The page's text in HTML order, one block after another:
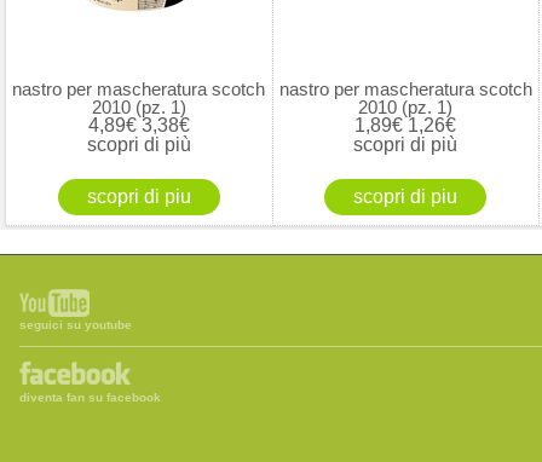
nastro per mascheratura scotch
2010 (pz. 1)
4,89€3,38€
scopri di più
nastro per mascheratura scotch
2010 (pz. 1)
1,89€ 1,26€
scopri di più
seguici su youtube
diventa fan su facebook